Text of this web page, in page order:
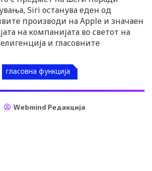
Siri останува еден од
производи на Apple и значаен
на компанијата во светот на
и гласовните
гласовна функција
Webmind Редакција